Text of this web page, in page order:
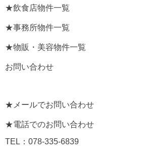
★飲食店物件一覧
★事務所物件一覧
★物販・美容物件一覧
お問い合わせ
★メールでお問い合わせ
★電話でのお問い合わせ
TEL：078-335-6839